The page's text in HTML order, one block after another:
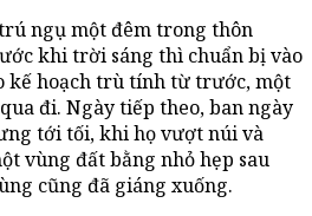
ngụ một đêm trong thôn
khi trời sáng thì chuẩn bị vào
kế hoạch trù tính từ trước, một
đi. Ngày tiếp theo, ban ngày
tới tối, khi họ vượt núi và
vùng đất bằng nhỏ hẹp sau
cũng đã giáng xuống.